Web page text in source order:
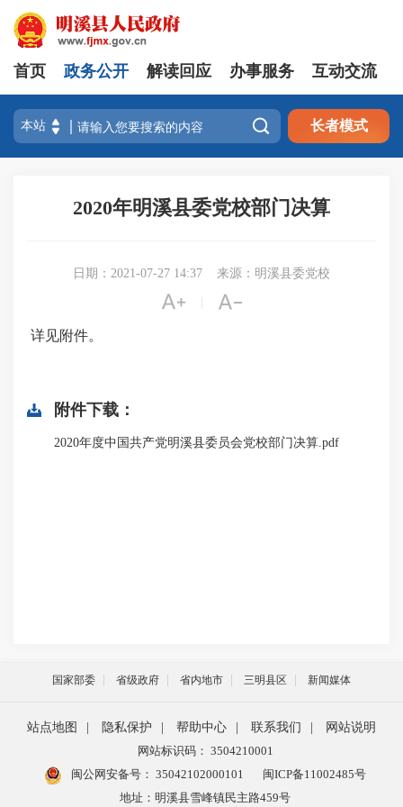
首页 政务公开 解读回应 办事服务 互动交流
 长者模式
2020年明溪县委党校部门决算
日期：2021-07-27 14:37 来源：明溪县委党校
 
详见附件。
附件下载：
2020年度中国共产党明溪县委员会党校部门决算.pdf
国家部委 省级政府 省内地市 三明县区 新闻媒体
站点地图 隐私保护 帮助中心 联系我们
网站说明
网站标识码： 3504210001
闽公网安备号： 35042102000101
闽ICP备11002485号
地址：明溪县雪峰镇民主路459号